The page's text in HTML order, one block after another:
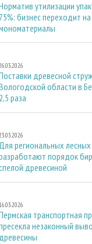
утилизации
75%: бизнес переходит
древесной
области в
2,5 раза
Для региональных
порядок
древесиной
транспортная
незаконный
древесины